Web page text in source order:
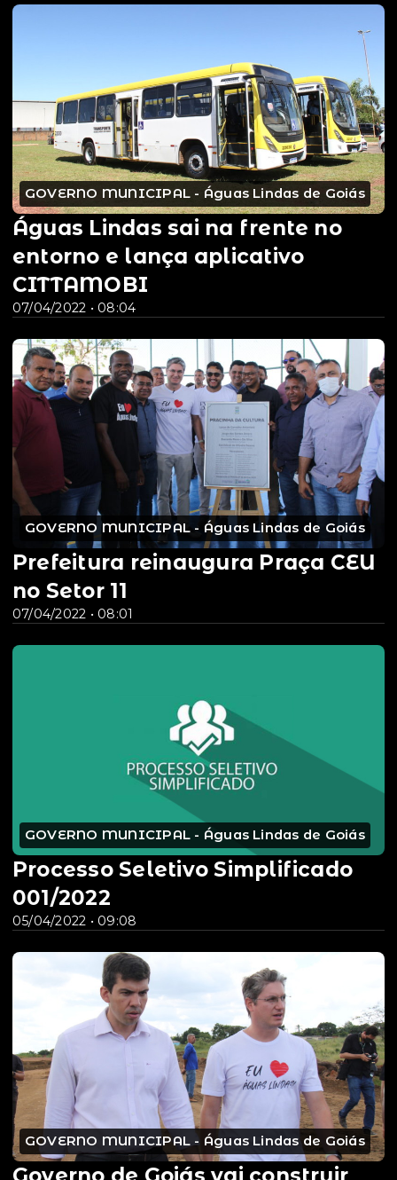
GOVERNO MUNICIPAL - Águas Lindas de Goiás
07/04/2022 • 08:04
Águas Lindas sai na frente no
entorno e lança aplicativo
CITTAMOBI
GOVERNO MUNICIPAL - Águas Lindas de Goiás
07/04/2022 • 08:01
Prefeitura reinaugura Praça CEU
no Setor 11
GOVERNO MUNICIPAL - Águas Lindas de Goiás
05/04/2022 • 09:08
Processo Seletivo Simplificado
001/2022
GOVERNO MUNICIPAL - Águas Lindas de Goiás